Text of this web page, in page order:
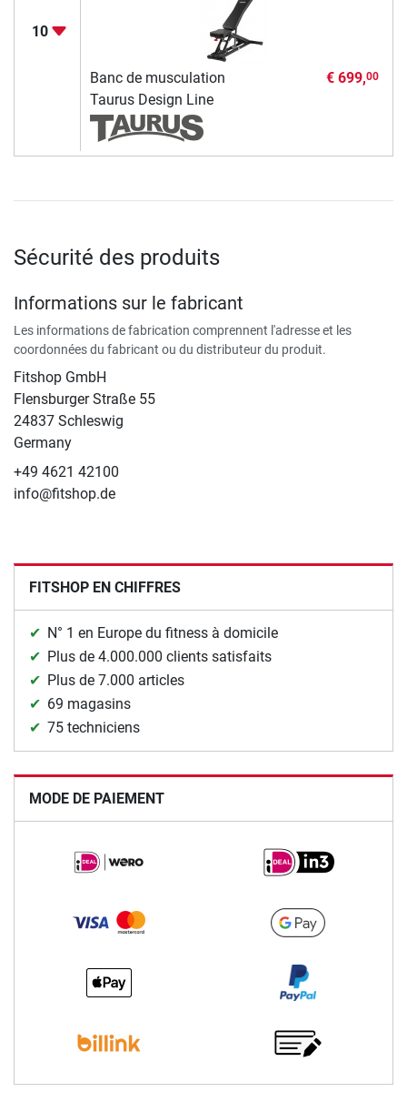
10
Banc de musculation
Taurus Design Line
€ 699,00
Sécurité des produits
Informations sur le fabricant
Les informations de fabrication comprennent l'adresse et les
coordonnées du fabricant ou du distributeur du produit.
Fitshop GmbH
Flensburger Straße 55
24837 Schleswig
Germany
+49 4621 42100
info@fitshop.de
FITSHOP EN CHIFFRES
N° 1 en Europe du fitness à domicile
Plus de 4.000.000 clients satisfaits
Plus de 7.000 articles
69 magasins
75 techniciens
MODE DE PAIEMENT